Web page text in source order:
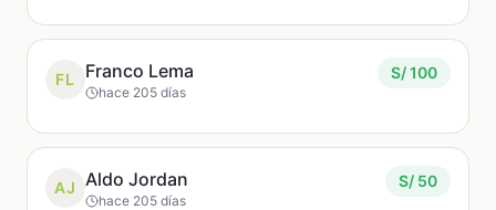
FL Franco Lema
hace 205 días
S/ 100
AJ Aldo Jordan
hace 205 días
S/ 50